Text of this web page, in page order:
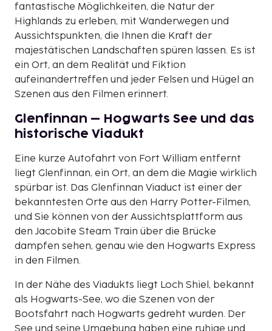
fantastische Möglichkeiten, die Natur der
Highlands zu erleben, mit Wanderwegen und
Aussichtspunkten, die Ihnen die Kraft der
majestätischen Landschaften spüren lassen. Es ist
ein Ort, an dem Realität und Fiktion
aufeinandertreffen und jeder Felsen und Hügel an
Szenen aus den Filmen erinnert.
Glenfinnan – Hogwarts See und das
historische Viadukt
Eine kurze Autofahrt von Fort William entfernt
liegt Glenfinnan, ein Ort, an dem die Magie wirklich
spürbar ist. Das Glenfinnan Viaduct ist einer der
bekanntesten Orte aus den Harry Potter-Filmen,
und Sie können von der Aussichtsplattform aus
den Jacobite Steam Train über die Brücke
dampfen sehen, genau wie den Hogwarts Express
in den Filmen.
In der Nähe des Viadukts liegt Loch Shiel, bekannt
als Hogwarts-See, wo die Szenen von der
Bootsfahrt nach Hogwarts gedreht wurden. Der